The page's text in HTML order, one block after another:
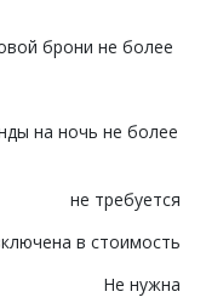
брони не более
на ночь не более
не требуется
в стоимость
Не нужна